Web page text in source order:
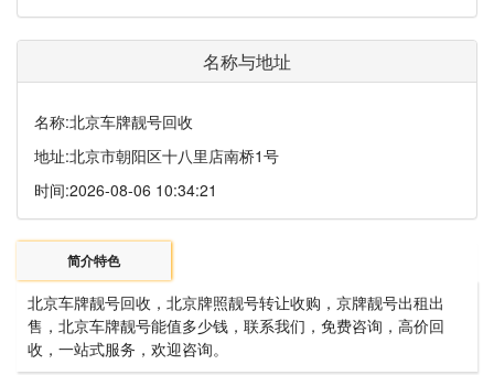
名称与地址
名称:北京车牌靓号回收
地址:北京市朝阳区十八里店南桥1号
时间:2026-08-06 10:34:21
简介特色
北京车牌靓号回收，北京牌照靓号转让收购，京牌靓号出租出
售，北京车牌靓号能值多少钱，联系我们，免费咨询，高价回
收，一站式服务，欢迎咨询。